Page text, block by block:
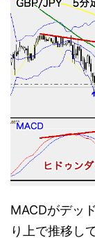
MACDがデッ
り上で推移し